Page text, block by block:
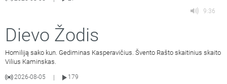
9:36
Dievo Žodis
Homiliją sako kun. Gediminas Kasperavičius. Švento Rašto skaitinius skaito
Vilius Kaminskas.
2026-08-05
179